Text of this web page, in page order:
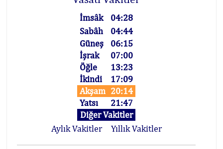
İmsâk
04:28
Sabâh
04:44
Güneş
06:15
İşrak
07:00
Öğle
13:23
İkindi
17:09
Akşam 20:14
Yatsı
21:47
Diğer Vakitler
Aylık Vakitler
Yıllık Vakitler